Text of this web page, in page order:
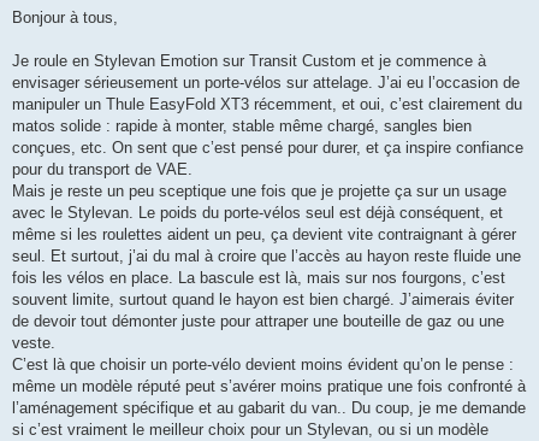
s
g
e
Bonjour à tous,
Je roule en Stylevan Emotion sur Transit Custom et je commence à
envisager sérieusement un porte-vélos sur attelage. J’ai eu l’occasion de
manipuler un Thule EasyFold XT3 récemment, et oui, c’est clairement du
matos solide : rapide à monter, stable même chargé, sangles bien
conçues, etc. On sent que c’est pensé pour durer, et ça inspire confiance
pour du transport de VAE.
Mais je reste un peu sceptique une fois que je projette ça sur un usage
avec le Stylevan. Le poids du porte-vélos seul est déjà conséquent, et
même si les roulettes aident un peu, ça devient vite contraignant à gérer
seul. Et surtout, j’ai du mal à croire que l’accès au hayon reste fluide une
fois les vélos en place. La bascule est là, mais sur nos fourgons, c’est
souvent limite, surtout quand le hayon est bien chargé. J’aimerais éviter
de devoir tout démonter juste pour attraper une bouteille de gaz ou une
veste.
C’est là que choisir un porte-vélo devient moins évident qu’on le pense :
même un modèle réputé peut s’avérer moins pratique une fois confronté à
l’aménagement spécifique et au gabarit du van.. Du coup, je me demande
si c’est vraiment le meilleur choix pour un Stylevan, ou si un modèle